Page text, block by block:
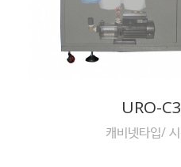
URO-
캐비넷타입/